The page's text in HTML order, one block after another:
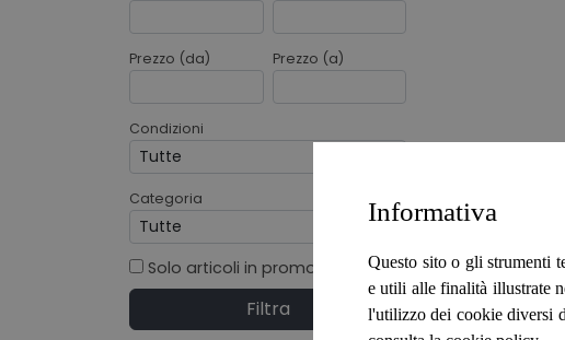
Prezzo (da) Prezzo (a)
Condizioni
Categoria
Solo articoli in promo
Filtra
Informativa
Questo sito o gli strumenti
e utili alle finalità illustrate
l'utilizzo dei cookie diversi